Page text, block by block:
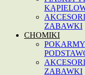
ZABAWKI
CHOMIKI
POKARMY
ZABAWKI